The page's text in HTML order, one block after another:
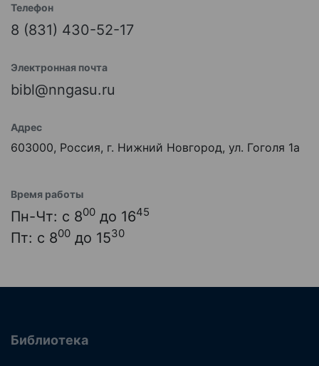
Телефон
8 (831) 430-52-17
Электронная почта
bibl@nngasu.ru
Адрес
603000, Россия, г. Нижний Новгород, ул. Гоголя 1а
Время работы
Пн-Чт: с 800 до 1645
Пт: с 800 до 1530
Библиотека